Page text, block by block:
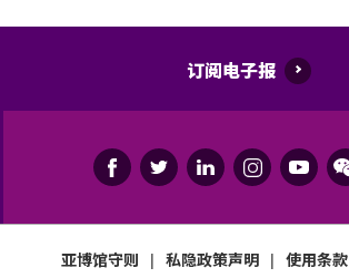
订阅电子报
亚博馆守则 | 私隐政策声明 | 使用条款